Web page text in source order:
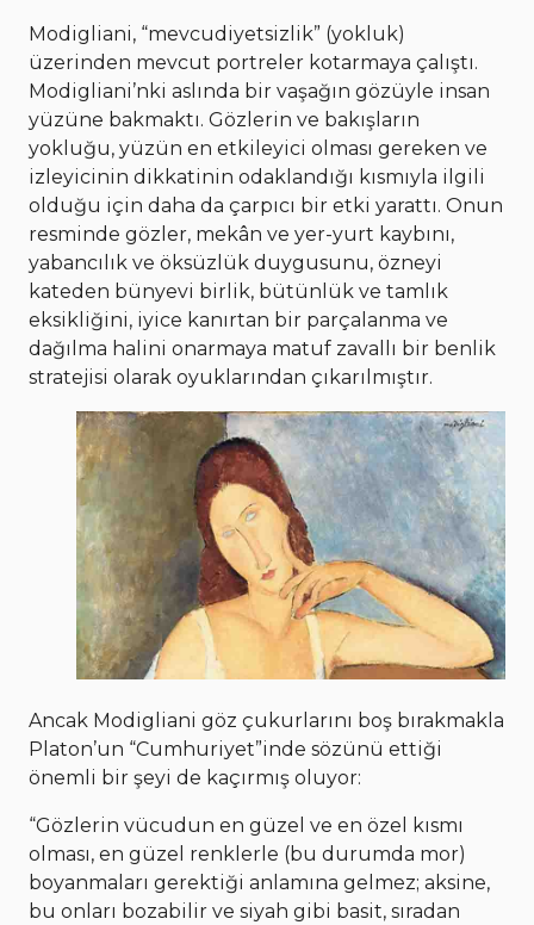
Modigliani, “mevcudiyetsizlik” (yokluk)
üzerinden mevcut portreler kotarmaya çalıştı.
Modigliani’nki aslında bir vaşağın gözüyle insan
yüzüne bakmaktı. Gözlerin ve bakışların
yokluğu, yüzün en etkileyici olması gereken ve
izleyicinin dikkatinin odaklandığı kısmıyla ilgili
olduğu için daha da çarpıcı bir etki yarattı. Onun
resminde gözler, mekân ve yer-yurt kaybını,
yabancılık ve öksüzlük duygusunu, özneyi
kateden bünyevi birlik, bütünlük ve tamlık
eksikliğini, iyice kanırtan bir parçalanma ve
dağılma halini onarmaya matuf zavallı bir benlik
stratejisi olarak oyuklarından çıkarılmıştır.
Ancak Modigliani göz çukurlarını boş bırakmakla
Platon’un “Cumhuriyet”inde sözünü ettiği
önemli bir şeyi de kaçırmış oluyor:
“Gözlerin vücudun en güzel ve en özel kısmı
olması, en güzel renklerle (bu durumda mor)
boyanmaları gerektiği anlamına gelmez; aksine,
bu onları bozabilir ve siyah gibi basit, sıradan